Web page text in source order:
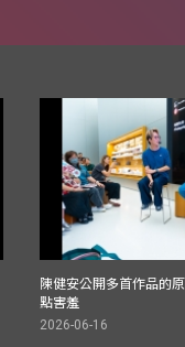
陳健安公開多首作品的
點害羞
2026-06-16